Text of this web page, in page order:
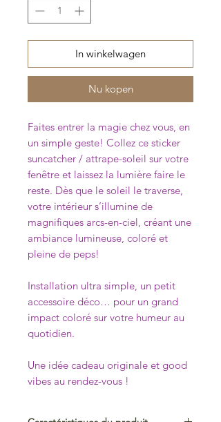
In winkelwagen
Nu kopen
Faites entrer la magie chez vous, en
un simple geste! Collez ce sticker
suncatcher / attrape-soleil sur votre
fenêtre et laissez la lumière faire le
reste. Dès que le soleil le traverse,
votre intérieur s’illumine de
magnifiques arcs-en-ciel, créant une
ambiance lumineuse, coloré et
pleine de peps!
Installation ultra simple, un petit
accessoire déco… pour un grand
impact coloré sur votre humeur au
quotidien.
Une idée cadeau originale et good
vibes au rendez-vous !